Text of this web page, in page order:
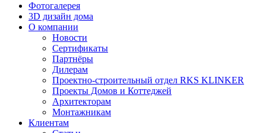
Фотогалерея
3D дизайн дома
О компании
Новости
Сертификаты
Партнёры
Дилерам
Проектно-строительный отдел RKS KLINKER
Проекты Домов и Коттеджей
Архитекторам
Монтажникам
Клиентам